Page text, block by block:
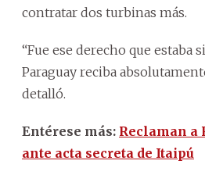
contratar dos turbinas más.
“Fue ese derecho que estaba
Paraguay reciba
detalló.
Entérese más: Reclaman a
ante acta secreta de Itaipú